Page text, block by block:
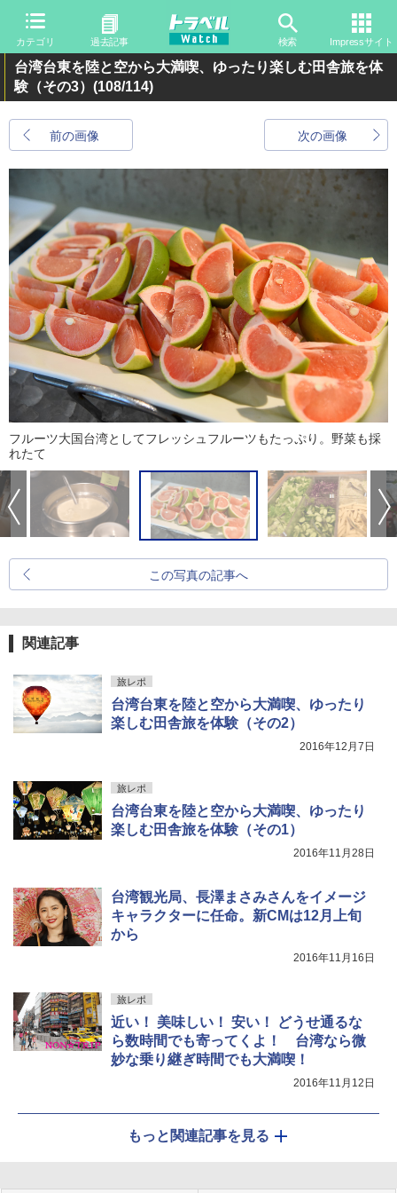
カテゴリ 過去記事 検索 Impressサイト
台湾台東を陸と空から大満喫、ゆったり楽しむ田舎旅を体
験（その3） (108/114)
前の画像 次の画像
フルーツ大国台湾としてフレッシュフルーツもたっぷり。野菜も採
れたて
この写真の記事へ
関連記事
旅レポ
台湾台東を陸と空から大満喫、ゆったり
楽しむ田舎旅を体験（その2）
2016年12月7日
旅レポ
台湾台東を陸と空から大満喫、ゆったり
楽しむ田舎旅を体験（その1）
2016年11月28日
台湾観光局、長澤まさみさんをイメージ
キャラクターに任命。新CMは12月上旬
から
2016年11月16日
旅レポ
近い！ 美味しい！ 安い！ どうせ通るな
ら数時間でも寄ってくよ！ 台湾なら微
妙な乗り継ぎ時間でも大満喫！
2016年11月12日
もっと関連記事を見る